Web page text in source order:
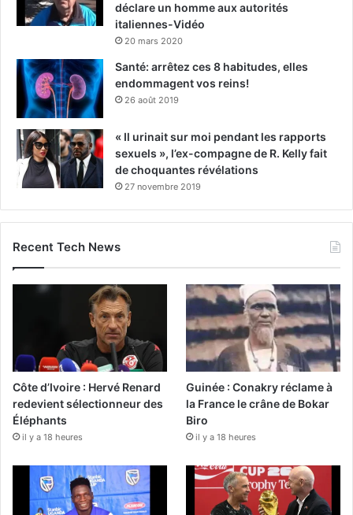
déclare un homme aux autorités
italiennes-Vidéo
20 mars 2020
Santé: arrêtez ces 8 habitudes, elles
endommagent vos reins!
26 août 2019
« Il urinait sur moi pendant les rapports
sexuels », l’ex-compagne de R. Kelly fait
de choquantes révélations
27 novembre 2019
Recent Tech News
Côte d’Ivoire : Hervé Renard
redevient sélectionneur des
Éléphants
il y a 18 heures
Guinée : Conakry réclame à
la France le crâne de Bokar
Biro
il y a 18 heures